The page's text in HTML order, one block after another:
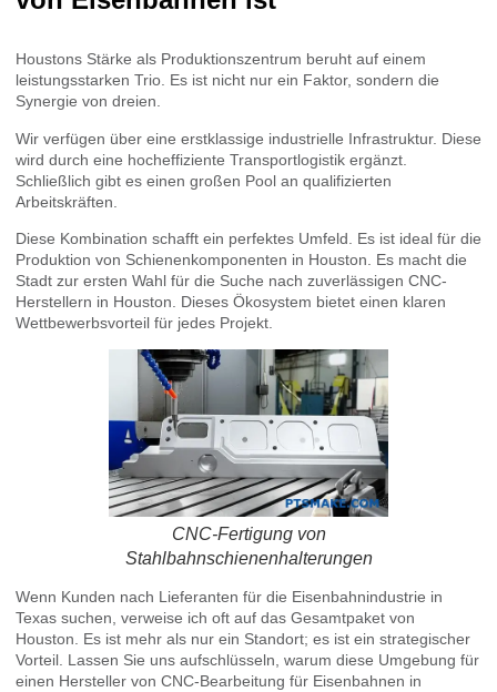
Houstons Stärke als Produktionszentrum beruht auf einem
leistungsstarken Trio. Es ist nicht nur ein Faktor, sondern die
Synergie von dreien.
Wir verfügen über eine erstklassige industrielle Infrastruktur. Diese
wird durch eine hocheffiziente Transportlogistik ergänzt.
Schließlich gibt es einen großen Pool an qualifizierten
Arbeitskräften.
Diese Kombination schafft ein perfektes Umfeld. Es ist ideal für die
Produktion von Schienenkomponenten in Houston. Es macht die
Stadt zur ersten Wahl für die Suche nach zuverlässigen CNC-
Herstellern in Houston. Dieses Ökosystem bietet einen klaren
Wettbewerbsvorteil für jedes Projekt.
CNC-Fertigung von
Stahlbahnschienenhalterungen
Wenn Kunden nach Lieferanten für die Eisenbahnindustrie in
Texas suchen, verweise ich oft auf das Gesamtpaket von
Houston. Es ist mehr als nur ein Standort; es ist ein strategischer
Vorteil. Lassen Sie uns aufschlüsseln, warum diese Umgebung für
einen Hersteller von CNC-Bearbeitung für Eisenbahnen in